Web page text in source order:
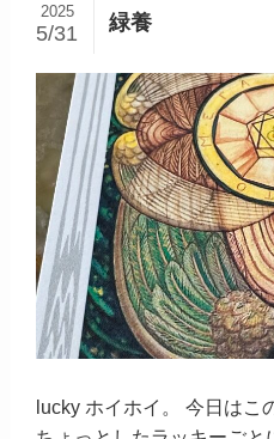
緑養
2025
5/31
lucky ホイホイ。 今日はこ